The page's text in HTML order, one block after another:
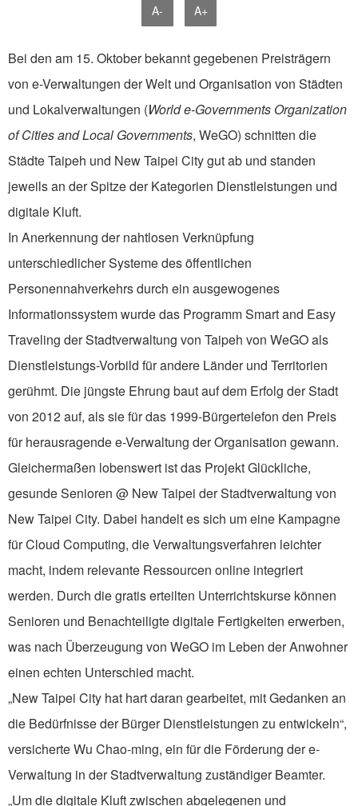
A- A+
Bei den am 15. Oktober bekannt gegebenen Preisträgern
von e-Verwaltungen der Welt und Organisation von Städten
und Lokalverwaltungen (World e-Governments Organization
of Cities and Local Governments, WeGO) schnitten die
Städte Taipeh und New Taipei City gut ab und standen
jeweils an der Spitze der Kategorien Dienstleistungen und
digitale Kluft.
In Anerkennung der nahtlosen Verknüpfung
unterschiedlicher Systeme des öffentlichen
Personennahverkehrs durch ein ausgewogenes
Informationssystem wurde das Programm Smart and Easy
Traveling der Stadtverwaltung von Taipeh von WeGO als
Dienstleistungs-Vorbild für andere Länder und Territorien
gerühmt. Die jüngste Ehrung baut auf dem Erfolg der Stadt
von 2012 auf, als sie für das 1999-Bürgertelefon den Preis
für herausragende e-Verwaltung der Organisation gewann.
Gleichermaßen lobenswert ist das Projekt Glückliche,
gesunde Senioren @ New Taipei der Stadtverwaltung von
New Taipei City. Dabei handelt es sich um eine Kampagne
für Cloud Computing, die Verwaltungsverfahren leichter
macht, indem relevante Ressourcen online integriert
werden. Durch die gratis erteilten Unterrichtskurse können
Senioren und Benachteiligte digitale Fertigkeiten erwerben,
was nach Überzeugung von WeGO im Leben der Anwohner
einen echten Unterschied macht.
„New Taipei City hat hart daran gearbeitet, mit Gedanken an
die Bedürfnisse der Bürger Dienstleistungen zu entwickeln“,
versicherte Wu Chao-ming, ein für die Förderung der e-
Verwaltung in der Stadtverwaltung zuständiger Beamter.
„Um die digitale Kluft zwischen abgelegenen und